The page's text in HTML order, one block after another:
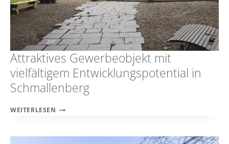
Attraktives Gewerbeobjekt mit
vielfältigem Entwicklungspotential in
Schmallenberg
WEITERLESEN ATTRAKTIVES
VIELFÄLTIGEM